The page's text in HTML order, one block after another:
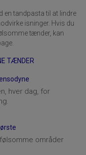
en tandpasta til at lindre
isninger. Hvis du
tænder, kan
TÆNDER
hver dag, for
områder